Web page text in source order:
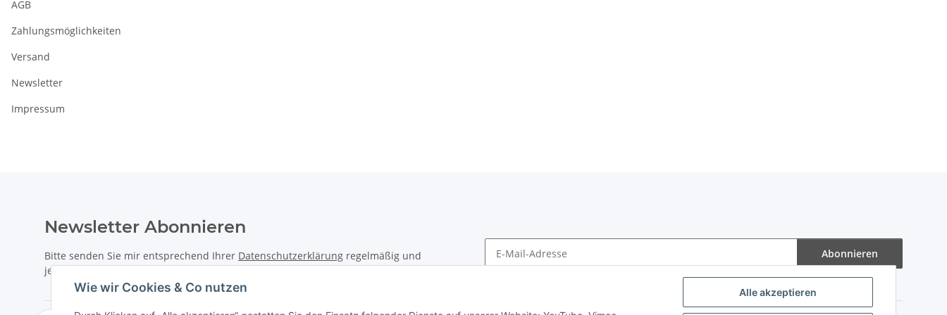
Alle akzeptieren
Wie wir Cookies & Co nutzen
AGB
Zahlungsmöglichkeiten
Versand
Newsletter
Impressum
Newsletter Abonnieren
Bitte senden Sie mir entsprechend Ihrer Datenschutzerklärung regelmäßig und
jederzeit widerruflich Informationen zu Ihrem Produktsortiment per E-Mail zu.
Abonnieren